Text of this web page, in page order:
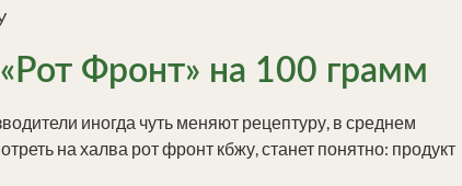
Фронт» на 100 грамм
иногда чуть меняют рецептуру, в среднем
на халва рот фронт кбжу, станет понятно: продукт